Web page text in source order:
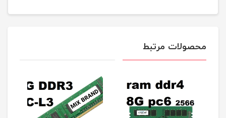
محصولات مرتبط